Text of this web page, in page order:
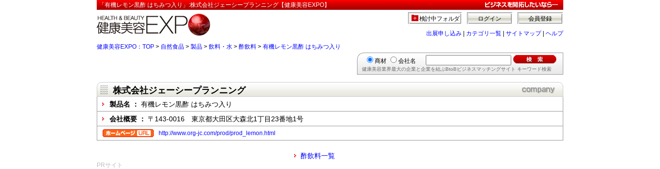
「有機レモン黒酢 はちみつ入り」:株式会社ジェーシープランニング【健康美容EXPO】
会員登録
ログイン
検討中フォルダ
出展申し込み カテゴリ一覧 サイトマップ| ヘルプ
健康美容EXPO：TOP > 自然食品 > 製品 > 飲料・水 > 酢飲料 > 有機レモン黒酢 はちみつ入り
商材 会社名
健康美容業界最大の企業と企業を結ぶBtoBビジネスマッチングサイト キーワード検索
株式会社ジェーシープランニング
製品名 ： 有機レモン黒酢 はちみつ入り
会社概要 ： 〒143-0016 東京都大田区大森北1丁目23番地1号
http://www.org-jc.com/prod/prod_lemon.html
酢飲料一覧
PRサイト